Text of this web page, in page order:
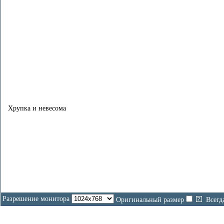
Хрупка и невесома
Разрешение монитора Оригинальный размер